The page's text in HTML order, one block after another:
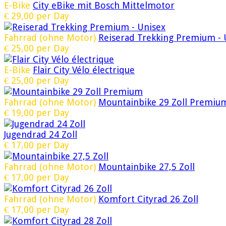
E-Bike City eBike mit Bosch Mittelmotor
€ 29,00 per Day
Fahrrad (ohne Motor) Reiserad Trekking Premium -
€ 25,00 per Day
E-Bike Flair City Vélo électrique
€ 25,00 per Day
Fahrrad (ohne Motor) Mountainbike 29 Zoll
€ 19,00 per Day
Jugendrad 24 Zoll
€ 17,00 per Day
Fahrrad (ohne Motor) Mountainbike 27,5 Zoll
€ 17,00 per Day
Fahrrad (ohne Motor) Komfort Cityrad 26 Zoll
€ 17,00 per Day